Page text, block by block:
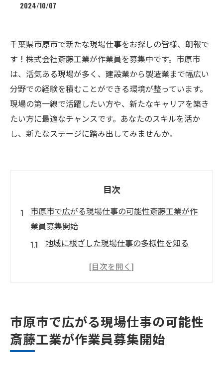
2024/10/07
千葉県市原市で新たな現場仕事をお探しの皆様、朗報で
す！株式会社斎藤工業が作業員を募集中です。市原市
は、活気ある現場が多く、建設業から製造業まで幅広い
分野での経験を積むことができる環境が整っています。
現場の第一線で活躍したい方や、新たなキャリアを築き
たい方に最適なチャンスです。あなたのスキルを活か
し、新たなステージに踏み出してみませんか。
目次
市原市で広がる現場仕事の可能性斎藤工業が作
業員募集開始
地域に根ざした現場仕事の多様性を知る
斎藤工業の作業員募集がもたらす影響
最新の求人情報を活かして現場仕事を始め
る
市原市で広がる現場仕事の可能性
斎藤工業が作業員募集開始